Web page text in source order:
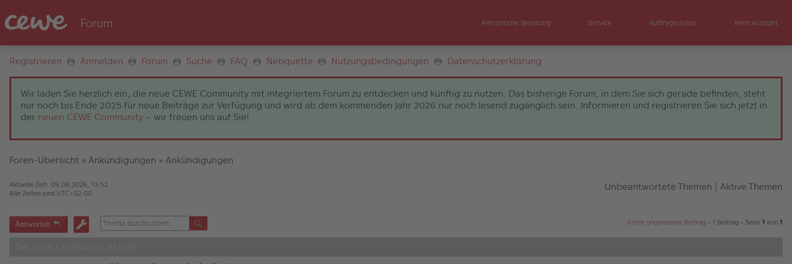
Persönliche Beratung Service Auftragsstatus Mein Account
Registrieren Anmelden Forum Suche FAQ Netiquette Nutzungsbedingungen Datenschutzerklärung
Wir laden Sie herzlich ein, die neue CEWE Community mit integriertem Forum zu entdecken und künftig zu nutzen. Das bisherige Forum, in dem Sie sich gerade befinden, steht
nur noch bis Ende 2025 für neue Beiträge zur Verfügung und wird ab dem kommenden Jahr 2026 nur noch lesend zugänglich sein. Informieren und registrieren Sie sich jetzt in
der neuen CEWE Community – wir freuen uns auf Sie!
Foren-Übersicht » Ankündigungen » Ankündigungen
Aktuelle Zeit: 09.08.2026, 13:52
Alle Zeiten sind UTC+02:00 Unbeantwortete Themen | Aktive Themen
Antworten Erster ungelesener Beitrag • 1 Beitrag • Seite 1 von 1